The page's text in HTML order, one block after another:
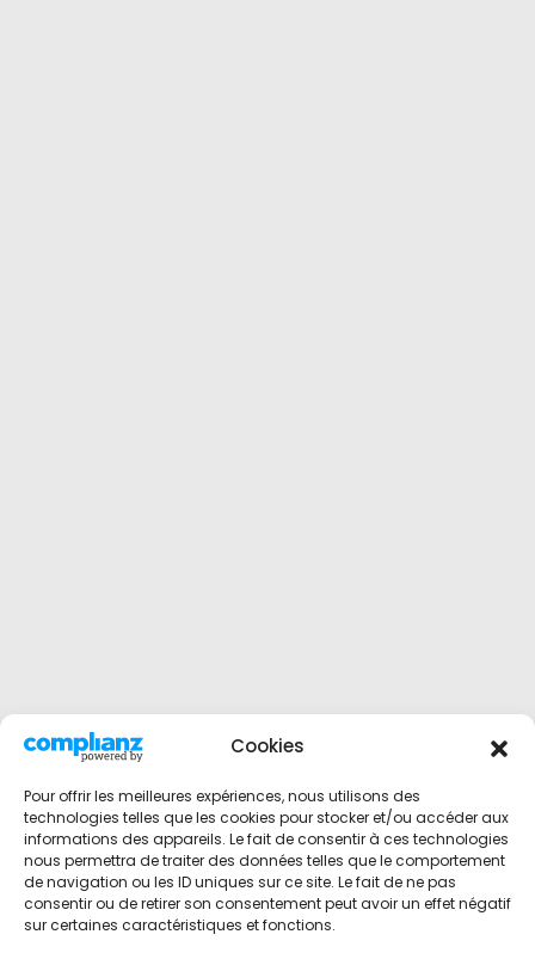
Cookies
Pour offrir les meilleures expériences, nous utilisons des
technologies telles que les cookies pour stocker et/ou accéder aux
informations des appareils. Le fait de consentir à ces technologies
nous permettra de traiter des données telles que le comportement
de navigation ou les ID uniques sur ce site. Le fait de ne pas
consentir ou de retirer son consentement peut avoir un effet négatif
sur certaines caractéristiques et fonctions.